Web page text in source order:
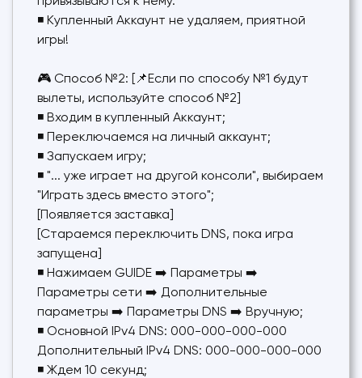
◾ Купленный Аккаунт не удаляем, приятной
игры!
🎮 Способ №2: [📌Если по способу №1 будут
вылеты, используйте способ №2]
◾️ Входим в купленный Аккаунт;
◾️ Переключаемся на личный аккаунт;
◾️ Запускаем игру;
◾️ "... уже играет на другой консоли", выбираем
"Играть здесь вместо этого";
[Появляется заставка]
[Стараемся переключить DNS, пока игра
запущена]
◾️ Нажимаем GUIDE ➡️ Параметры ➡️
Параметры сети ➡️ Дополнительные
параметры ➡️ Параметры DNS ➡️ Вручную;
◾️ Основной IPv4 DNS: 000-000-000-000
Дополнительный IPv4 DNS: 000-000-000-000
◾️ Ждем 10 секунд;